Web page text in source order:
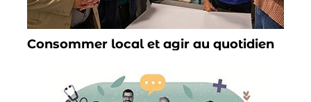
Consommer local et agir au quotidien